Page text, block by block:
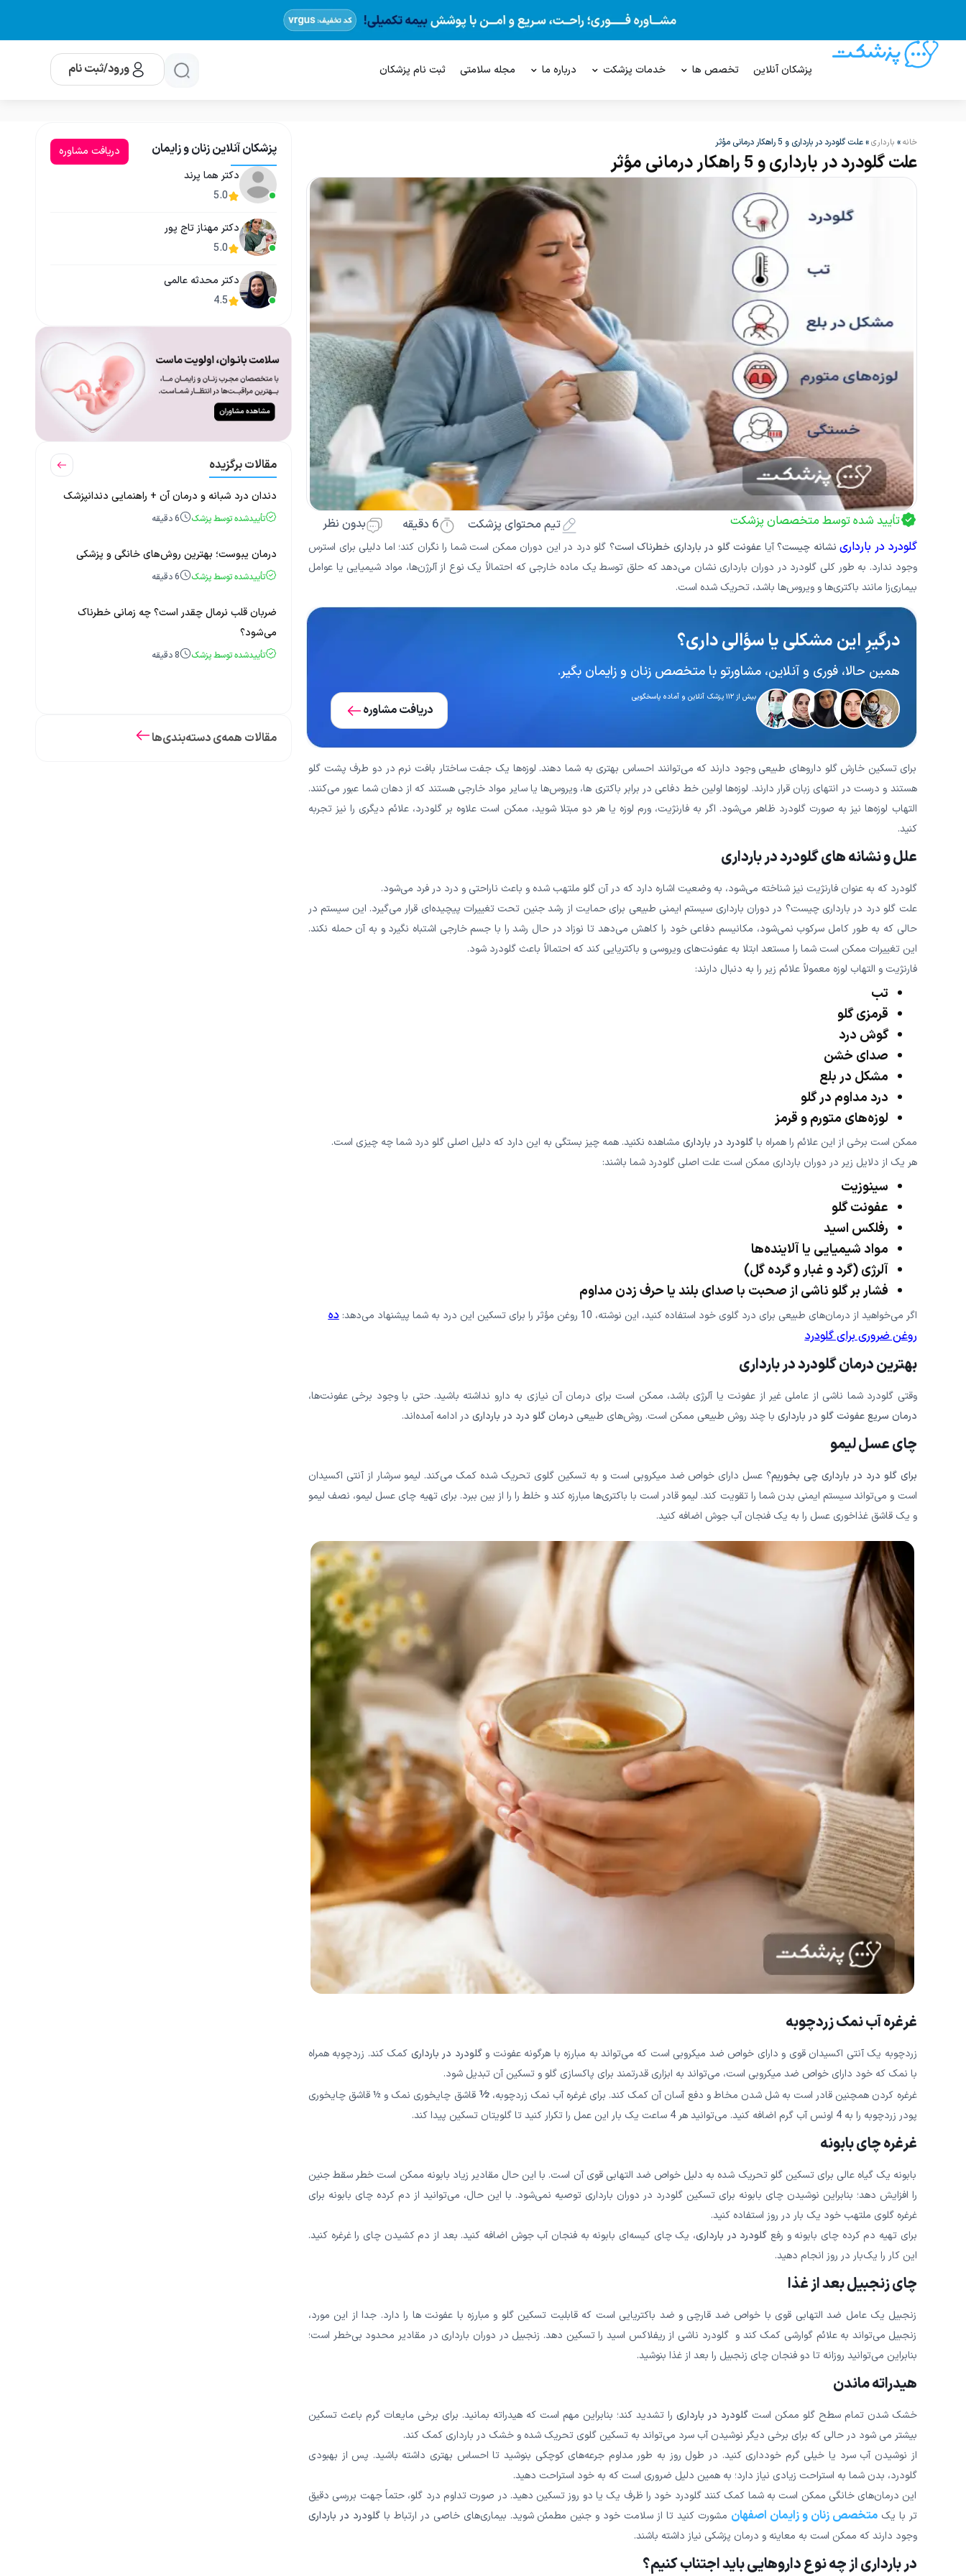
پزشکان آنلاین تخصص ها خدمات پزشکت درباره ما مجله سلامتی ثبت نام پزشکان ورود/ثبت نام
خانه» بارداری»علت گلودرد در بارداری و 5 راهکار درمانی مؤثر
علت گلودرد در بارداری و 5 راهکار درمانی مؤثر
تأیید شده توسط متخصصان پزشکت تیم محتوای پزشکت 6 دقیقه
بدون نظر
گلودرد در باردارینشانه چیست؟آیا عفونت گلو در بارداری خطرناک است؟ گلو درد در این دوران ممکن است شما را نگران کند؛ اما دلیلی برای استرس
وجود ندارد. به طور کلی گلودرد در دوران بارداری نشان می‌دهد که حلق توسط یک ماده خارجی که احتمالاً یک نوع از آلرژن‌ها، مواد شیمیایی یا عوامل
بیماری‌زا مانند باکتری‌ها و ویروس‌ها باشد، تحریک شده است.
درگیرِ این مشکلی یا سؤالی داری؟
همین حالا، فوری و آنلاین، مشاورتو با متخصص زنان و زایمان بگیر.
بیش از ۱۱۲ پزشک آنلاین و آماده پاسخگویی
دریافت مشاوره
برای تسکین خارش گلو داروهای طبیعی وجود دارند که می‌توانند احساس بهتری به شما دهند. لوزه‌ها یک جفت ساختار بافت نرم در دو طرف پشت گلو
هستند و درست در انتهای زبان قرار دارند. لوزه‌ها اولین خط دفاعی در برابر باکتری ها، ویروس‌ها یا سایر مواد خارجی هستند که از دهان شما عبور می‌کنند.
التهاب لوزه‌ها نیز به صورت گلودرد ظاهر می‌شود. اگر به فارنژیت، ورم لوزه یا هر دو مبتلا شوید، ممکن است علاوه بر گلودرد، علائم دیگری را نیز تجربه
کنید.
علل و نشانه های گلودرد در بارداری
گلودرد که به عنوان فارنژیت نیز شناخته می‌شود، به وضعیت اشاره دارد که در آن گلو ملتهب شده و باعث ناراحتی و درد در فرد می‌شود.
علت گلو درد در بارداری چیست؟ در دوران بارداری سیستم ایمنی طبیعی برای حمایت از رشد جنین تحت تغییرات پیچیده‌ای قرار می‌گیرد. این سیستم در
حالی که به طور کامل سرکوب نمی‌شود، مکانیسم دفاعی خود را کاهش می‌دهد تا نوزاد در حال رشد را با جسم خارجی اشتباه نگیرد و به آن حمله نکند.
این تغییرات ممکن است شما را مستعد ابتلا به عفونت‌های ویروسی و باکتریایی کند که احتمالاً باعث گلودرد شود.
فارنژیت و التهاب لوزه معمولاً علائم زیر را به دنبال دارند:
تب
قرمزی گلو
گوش درد
صدای خشن
مشکل در بلع
درد مداوم در گلو
لوزه‌های متورم و قرمز
ممکن است برخی از این علائم را همراه باگلودرد در بارداری مشاهده نکنید. همه چیز بستگی به این دارد که دلیل اصلی گلو درد شما چه چیزی است.
هر یک از دلایل زیر در دوران بارداری ممکن است علت اصلی گلودرد شما باشند:
سینوزیت
عفونت گلو
رفلکس اسید
مواد شیمیایی یا آلاینده‌ها
آلرژی (گرد و غبار و گرده گل)
فشار بر گلو ناشی از صحبت با صدای بلند یا حرف زدن مداوم
اگر می‌خواهید از درمان‌های طبیعی برای درد گلوی خود استفاده کنید، این نوشته، 10 روغن مؤثر را برای تسکین این درد به شما پیشنهاد می‌دهد:
ده
روغن ضروری برای گلودرد
بهترین درمان گلودرد در بارداری
وقتی گلودرد شما ناشی از عاملی غیر از عفونت یا آلرژی باشد، ممکن است برای درمان آن نیازی به دارو نداشته باشید. حتی با وجود برخی عفونت‌ها،
درمان سریع عفونت گلو در بارداری با چند روش طبیعی ممکن است. روش‌های طبیعی درمان گلو درد در بارداری در ادامه آمده‌اند.
چای عسل لیمو
برای گلو درد در بارداری چی بخوریم؟ عسل دارای خواص ضد میکروبی است و به تسکین گلوی تحریک شده کمک می‌کند. لیمو سرشار از آنتی اکسیدان
است و می‌تواند سیستم ایمنی بدن شما را تقویت کند. لیمو قادر است با باکتری‌ها مبارزه کند و خلط را را از بین ببرد. برای تهیه چای عسل لیمو، نصف لیمو
و یک قاشق غذاخوری عسل را به یک فنجان آب جوش اضافه کنید.
غرغره آب نمک زردچوبه
زردچوبه یک آنتی اکسیدان قوی و دارای خواص ضد میکروبی است که می‌تواند به مبارزه با هرگونه عفونت وگلودرد در بارداری کمک کند. زردچوبه همراه
با نمک که خود دارای خواص ضد میکروبی است، می‌تواند به ابزاری قدرتمند برای پاکسازی گلو و تسکین آن تبدیل شود.
غرغره کردن همچنین قادر است به شل شدن مخاط و دفع آسان آن کمک کند. برای غرغره آب نمک زردچوبه،½ قاشق چایخوری نمک و ½ قاشق چایخوری
پودر زردچوبه را به 4 اونس آب گرم اضافه کنید. می‌توانید هر 4 ساعت یک بار این عمل را تکرار کنید تا گلویتان تسکین پیدا کند.
غرغره چای بابونه
بابونه یک گیاه عالی برای تسکین گلو تحریک شده به دلیل خواص ضد التهابی قوی آن است. با این حال مقادیر زیاد بابونه ممکن است خطر سقط جنین
را افزایش دهد؛ بنابراین نوشیدن چای بابونه برای تسکین گلودرد در دوران بارداری توصیه نمی‌شود. با این حال، می‌توانید از دم کرده چای بابونه برای
غرغره گلوی ملتهب خود یک بار در روز استفاده کنید.
برای تهیه دم کرده چای بابونه و رفع گلودرد در بارداری، یک چای کیسه‌ای بابونه به فنجان آب جوش اضافه کنید. بعد از دم کشیدن چای را غرغره کنید.
این کار را یک‌بار در روز انجام دهید.
چای زنجبیل بعد از غذا
زنجبیل یک عامل ضد التهابی قوی با خواص ضد قارچی و ضد باکتریایی است که قابلیت تسکین گلو و مبارزه با عفونت ها را دارد. جدا از این مورد،
زنجبیل می‌تواند به علائم گوارشی کمک کند و گلودرد ناشی از ریفلاکس اسید را تسکین دهد. زنجبیل در دوران بارداری در مقادیر محدود بی‌خطر است؛
بنابراین می‌توانید روزانه تا دو فنجان چای زنجبیل را بعد از غذا بنوشید.
هیدراته ماندن
خشک شدن تمام سطح گلو ممکن استگلودرد در بارداری را تشدید کند؛ بنابراین مهم است که هیدراته بمانید. برای برخی مایعات گرم باعث تسکین
بیشتر می شود در حالی که برای برخی دیگر نوشیدن آب سرد می‌تواند به تسکین گلوی تحریک شده و خشک در بارداری کمک کند.
از نوشیدن آب سرد یا خیلی گرم خودداری کنید. در طول روز به طور مداوم جرعه‌های کوچکی بنوشید تا احساس بهتری داشته باشید. پس از بهبودی
گلودرد، بدن شما به استراحت زیادی نیاز دارد؛ به همین دلیل ضروری است که به خود استراحت دهید.
این درمان‌های خانگی ممکن است به شما کمک کنند گلودرد خود را ظرف یک یا دو روز تسکین دهید. در صورت تداوم درد گلو، حتماً جهت بررسی دقیق
تر با یکمتخصص زنان و زایمان اصفهان مشورت کنید تا از سلامت خود و جنین مطمئن شوید. بیماری‌های خاصی در ارتباط باگلودرد در بارداری
وجود دارند که ممکن است به معاینه و درمان پزشکی نیاز داشته باشند.
در بارداری از چه نوع داروهایی باید اجتناب کنیم؟
پزشکان آنلاین زنان و زایمان
دریافت مشاوره
دکتر هما پرند
5.0
دکتر مهناز تاج پور
5.0
دکتر محدثه عالمی
4.5
مقالات برگزیده
دندان درد شبانه و درمان آن + راهنمایی دندانپزشک
تأییدشده توسط پزشک 6دقیقه
درمان یبوست؛ بهترین روش‌های خانگی و پزشکی
تأییدشده توسط پزشک 6دقیقه
ضربان قلب نرمال چقدر است؟ چه زمانی خطرناک
می‌شود؟
تأییدشده توسط پزشک 8دقیقه
مقالات همه‌ی دسته‌بندی‌ها